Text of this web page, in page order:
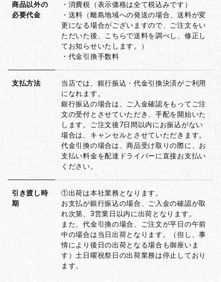
商品以外の
必要代金
・消費税（表示価格は全て税込みです）
・送料（離島地域への発送の場合、送料が変
更になる場合がございますので、ご注文をい
ただいた後、こちらで送料を調べし、修正し
てお知らせいたします。）
・代金引換手数料
支払方法
当店では、銀行振込・代金引換決済がご利用
になれます。
銀行振込の場合は、ご入金確認をもってご注
文の受付とさせていただき、手配を開始いた
します。ご注文後7日間以内にお振込がない
場合は、キャンセルとさせていただきます。
代金引換の場合は、商品受け取りの際に、お
支払い料金を配達ドライバーに直接お支払い
ください。
引き渡し時
期
①出荷は本社業務となります。
お支払が銀行振込の場合、ご入金の確認が取
れ次第、3営業日以内に出荷となります。
また、代金引換の場合、ご注文が平日の午前
中の場合は当日出荷となります。（但し、事
情により後日の出荷となる場合も御座いま
す）土日曜祝祭日の出荷業務は停止しており
ます。